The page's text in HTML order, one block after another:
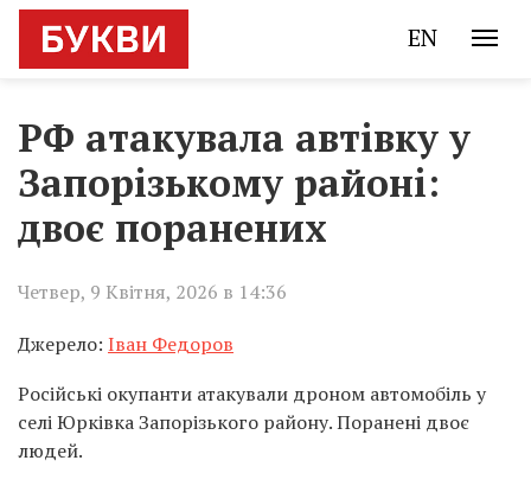
EN
РФ атакувала автівку у
Запорізькому районі:
двоє поранених
Четвер, 9 Квітня, 2026 в 14:36
Джерело: Іван Федоров
Російські окупанти атакували дроном автомобіль у
селі Юрківка Запорізького району. Поранені двоє
людей.